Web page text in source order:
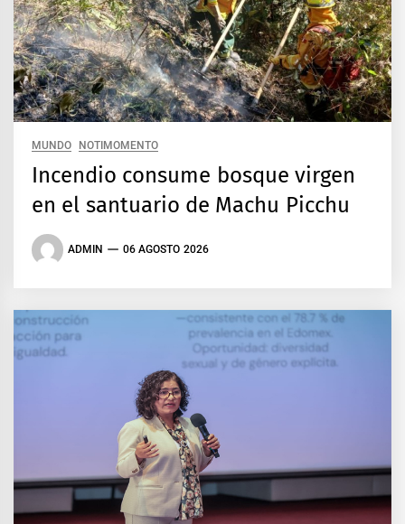
MUNDO NOTIMOMENTO
Incendio consume bosque virgen
en el santuario de Machu Picchu
ADMIN 06 AGOSTO 2026